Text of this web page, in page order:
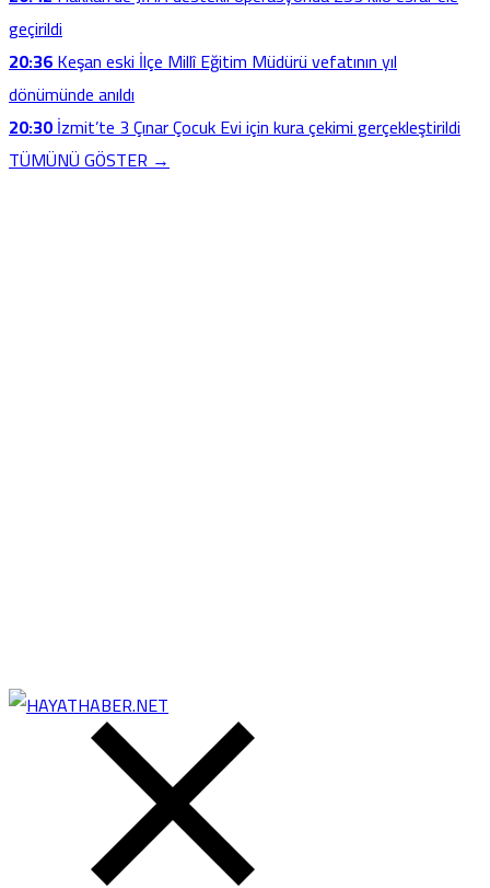
geçirildi
20:36Keşan eski İlçe Millî Eğitim Müdürü vefatının yıl
dönümünde anıldı
20:30İzmit’te 3 Çınar Çocuk Evi için kura çekimi gerçekleştirildi
TÜMÜNÜ GÖSTER →